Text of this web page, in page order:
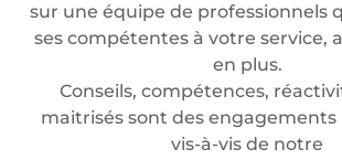
sur une équipe de professionnels
ses compétentes à votre service,
en plus.
Conseils, compétences,
maitrisés sont des
vis-à-vis de notre